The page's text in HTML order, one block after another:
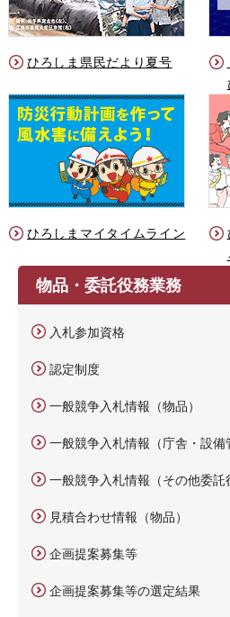
ひろしま県民だより夏号
ひろしまマイタイムライン
物品・委託役務業務
入札参加資格
認定制度
一般競争入札情報（物品）
一般競争入札情報（庁舎・設備
一般競争入札情報（その他委託
見積合わせ情報（物品）
企画提案募集等
企画提案募集等の選定結果